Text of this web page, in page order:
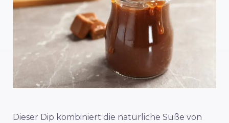
Dieser Dip kombiniert die natürliche Süße von